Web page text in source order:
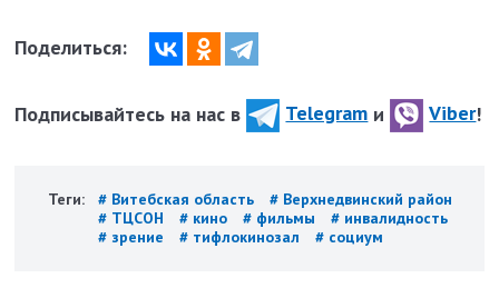
Поделиться:
Подписывайтесь на нас в Telegram и Viber!
Теги: # Витебская область
# Верхнедвинский район
# ТЦСОН
# кино # фильмы
# инвалидность
# зрение
# тифлокинозал # социум